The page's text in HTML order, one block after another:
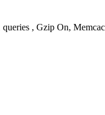
queries , Gzip On,